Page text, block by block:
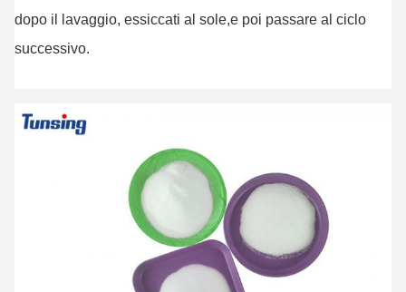
dopo il lavaggio, essiccati al sole,e poi passare al ciclo
successivo.